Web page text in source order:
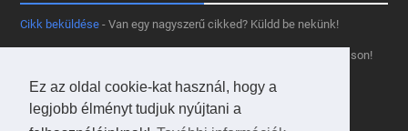
Ez az oldal cookie-kat használ, hogy a
legjobb élményt tudjuk nyújtani a
Cikk beküldése - Van egy nagyszerű cikked? Küldd be nekünk!
- Tetszik az oldal? Segíts, hogy fennmaradhasson!
Kapcsolat, médiaajánlat- Lépj velünk kapcsolatba!
Használd a tooltipünket- A saját oldaladon is!